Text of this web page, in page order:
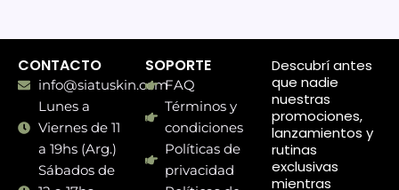
CONTACTO
info@siatuskin.com
Lunes a
Viernes de 11
a 19hs (Arg.)
Sábados de
SOPORTE
FAQ
Términos y
condiciones
Políticas de
privacidad
Descubrí antes
que nadie
nuestras
promociones,
lanzamientos y
rutinas
exclusivas
mientras